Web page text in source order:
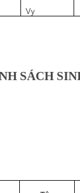
Vy
SÁCH